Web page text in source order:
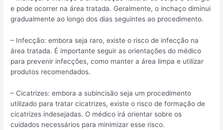
e pode ocorrer na área tratada. Geralmente, o inchaço diminui
gradualmente ao longo dos dias seguintes ao procedimento.
– Infecção: embora seja raro, existe o risco de infecção na
área tratada. É importante seguir as orientações do médico
para prevenir infecções, como manter a área limpa e utilizar
produtos recomendados.
– Cicatrizes: embora a subincisão seja um procedimento
utilizado para tratar cicatrizes, existe o risco de formação de
cicatrizes indesejadas. O médico irá orientar sobre os
cuidados necessários para minimizar esse risco.